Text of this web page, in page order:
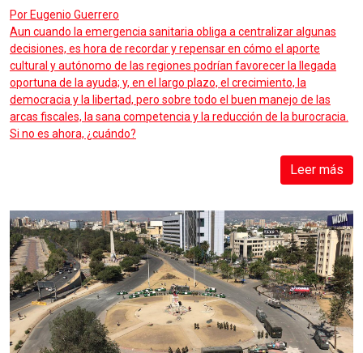
Por Eugenio Guerrero
Aun cuando la emergencia sanitaria obliga a centralizar algunas
decisiones, es hora de recordar y repensar en cómo el aporte
cultural y autónomo de las regiones podrían favorecer la llegada
oportuna de la ayuda; y, en el largo plazo, el crecimiento, la
democracia y la libertad, pero sobre todo el buen manejo de las
arcas fiscales, la sana competencia y la reducción de la burocracia.
Si no es ahora, ¿cuándo?
Leer más